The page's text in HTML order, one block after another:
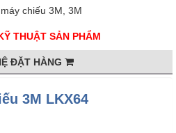
máy chiếu 3M, 3M
THUẬT SẢN PHẨM
ĐẶT HÀNG
3M LKX64